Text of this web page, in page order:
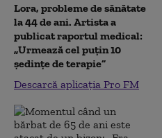
Lora, probleme de sănătate
la 44 de ani. Artista a
publicat raportul medical:
„Urmează cel puțin 10
ședințe de terapie”
Descarcă aplicația Pro FM